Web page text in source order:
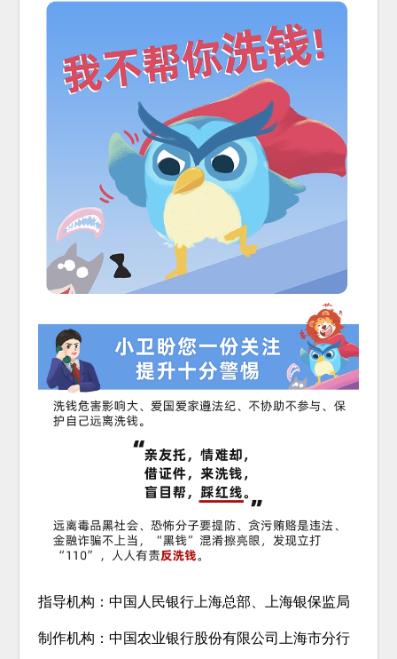
指导机构：中国人民银行上海总部、上海银保监局
制作机构：中国农业银行股份有限公司上海市分行